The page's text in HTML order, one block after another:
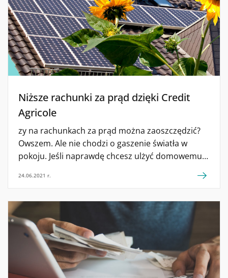
Niższe rachunki za prąd dzięki Credit
Agricole
zy na rachunkach za prąd można zaoszczędzić?
Owszem. Ale nie chodzi o gaszenie światła w
pokoju. Jeśli naprawdę chcesz ulżyć domowemu
24.06.2021 r.